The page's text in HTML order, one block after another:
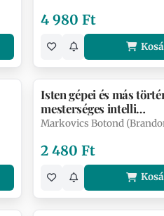
4 980 Ft
Isten gépei és más
mesterséges intelli…
Markovics Botond
2 480 Ft